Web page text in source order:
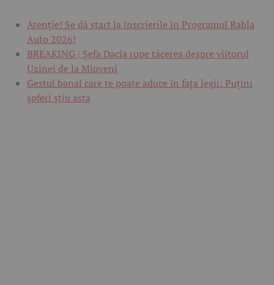
Atenție! Se dă start la înscrierile în Programul Rabla
Auto 2026!
BREAKING | Șefa Dacia rupe tăcerea despre viitorul
Uzinei de la Mioveni
Gestul banal care te poate aduce în fața legii: Puțini
șoferi știu asta